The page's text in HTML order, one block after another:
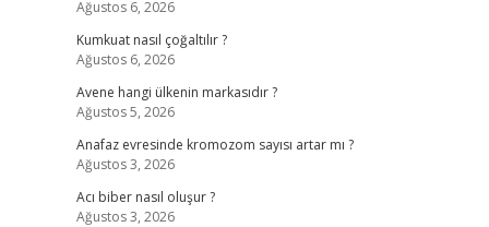
Ağustos 6, 2026
Kumkuat nasıl çoğaltılır ?
Ağustos 6, 2026
Avene hangi ülkenin markasıdır ?
Ağustos 5, 2026
Anafaz evresinde kromozom sayısı artar mı ?
Ağustos 3, 2026
Acı biber nasıl oluşur ?
Ağustos 3, 2026